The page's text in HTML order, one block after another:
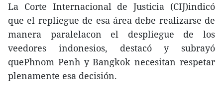
La Corte Internacional de Justicia (CIJ)indicó
que el repliegue de esa área debe realizarse de
manera paralelacon el despliegue de los
veedores indonesios, destacó y subrayó
quePhnom Penh y Bangkok necesitan respetar
plenamente esa decisión.